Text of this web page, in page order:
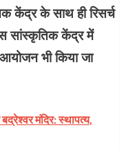
केंद्र के साथ ही रिसर्च
सांस्कृतिक केंद्र में
भी किया जा
मंदिर: स्थापत्य,